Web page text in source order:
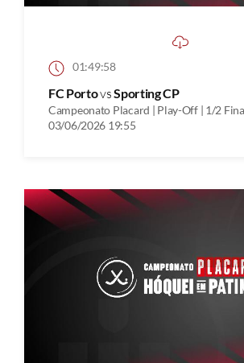
01:49:58
FC PortovsSporting CP
Campeonato Placard | Play-Off | 1/2
03/06/2026 19:55